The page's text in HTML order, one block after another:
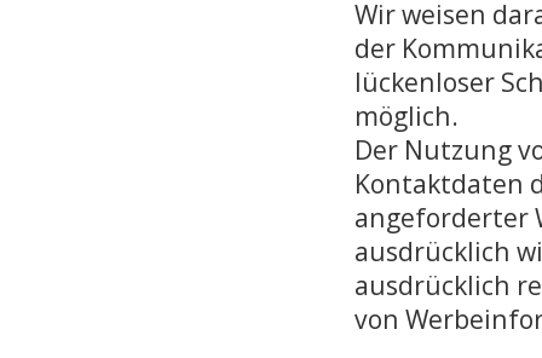
Wir weisen
der
lückenloser
möglich.
Der Nutzung
Kontaktdaten
angeforderter
ausdrücklich
ausdrücklich
von